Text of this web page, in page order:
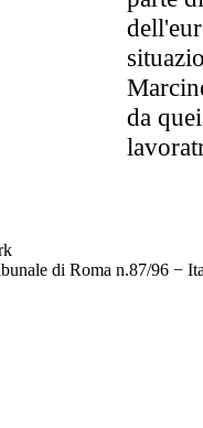
da
di Roma n.87/96 −